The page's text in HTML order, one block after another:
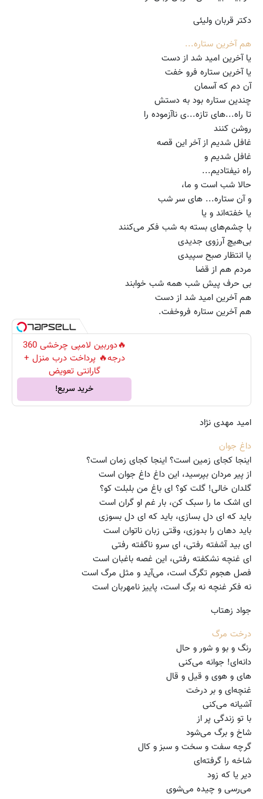
دکتر قربان ولیئی
هم آخرین ستاره...
یا آخرین امید شد از دست
یا آخرین ستاره فرو خفت
آن دم که آسمان
چندین ستاره بود به دستش
تا راه...‌های تازه‌...ی ناآزموده را
روشن کنند
غافل شدیم از آخر این قصه
غافل شدیم و
راه نیفتادیم...
حالا شب است و ما،
و آن ستاره... های سر شب
یا خفته‌اند و یا
با چشم‌های بسته به شب فکر می‌کنند
بی‌هیچ آرزوی جدیدی
یا انتظار صبح سپیدی
مردم هم از قضا
بی حرف پیش شب همه شب خوابند
هم آخرین امید شد از دست
هم آخرین ستاره فروخفت.
🔥دوربین لامپی چرخشی 360
درجه🔥 پرداخت درب منزل +
گارانتی تعویض
خرید سریع!
امید مهدی نژاد
داغ جوان
اینجا کجای زمین است؟ اینجا کجای زمان است؟
از پیر مردان بپرسید، این داغ داغ جوان است
گلدان خالی! گلت کو؟ ای باغ من بلبلت کو؟
ای اشک ما را سبک کن، بار غم او گران است
باید که ای دل بسازی، باید که ای دل بسوزی
باید دهان را بدوزی، وقتی زبان ناتوان است
ای بید آشفته رفتی، ای سرو ناگفته رفتی
ای غنچه نشکفته رفتی، این غصه باغبان است
فصل هجوم تگرگ است، می‌آید و مثل مرگ است
نه فکر غنچه نه برگ است، پاییز نامهربان است
جواد زهتاب
درخت مرگ
رنگ و بو و شور و حال
دانه‌ای! جوانه می‌کنی
های و هوی و قیل و قال
غنچه‌ای و بر درخت
آشیانه می‌کنی
با تو زندگی پر از
شاخ و برگ می‌شود
گرچه سفت و سخت و سبز و کال
شاخه را گرفته‌ای
دیر یا که زود
می‌رسی و چیده می‌شوی